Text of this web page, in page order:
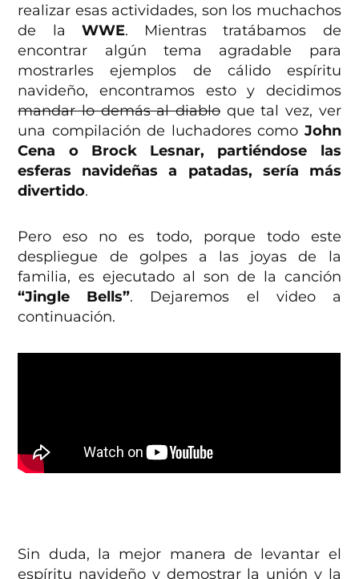
realizar esas actividades, son los muchachos
de la WWE. Mientras tratábamos de
encontrar algún tema agradable para
mostrarles ejemplos de cálido espíritu
navideño, encontramos esto y decidimos
mandar lo demás al diablo que tal vez, ver
una compilación de luchadores como John
Cena o Brock Lesnar, partiéndose las
esferas navideñas a patadas, sería más
divertido.
Pero eso no es todo, porque todo este
despliegue de golpes a las joyas de la
familia, es ejecutado al son de la canción
“Jingle Bells”. Dejaremos el video a
continuación.
Sin duda, la mejor manera de levantar el
espíritu navideño y demostrar la unión y la